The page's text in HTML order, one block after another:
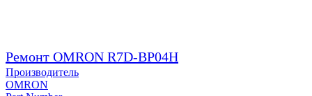
Ремонт OMRON R7D-BP04H
Производитель
OMRON